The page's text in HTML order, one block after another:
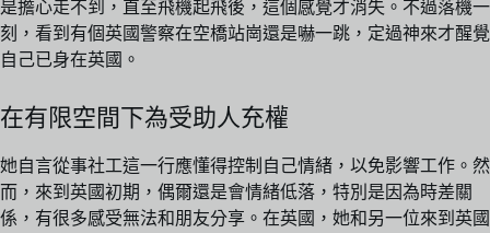
是擔心走不到，直至飛機起飛後，這個感覺才消失。不過落機一
刻，看到有個英國警察在空橋站崗還是嚇一跳，定過神來才醒覺
自己已身在英國。
在有限空間下為受助人充權
她自言從事社工這一行應懂得控制自己情緒，以免影響工作。然
而，來到英國初期，偶爾還是會情緒低落，特別是因為時差關
係，有很多感受無法和朋友分享。在英國，她和另一位來到英國